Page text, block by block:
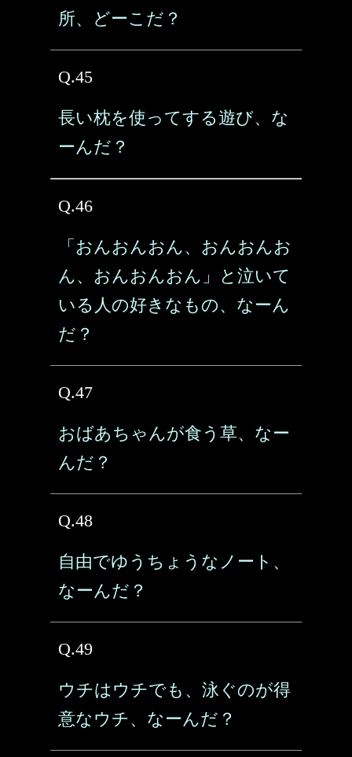
所、どーこだ？
Q.45
長い枕を使ってする遊び、な
ーんだ？
Q.46
「おんおんおん、おんおんお
ん、おんおんおん」と泣いて
いる人の好きなもの、なーん
だ？
Q.47
おばあちゃんが食う草、なー
んだ？
Q.48
自由でゆうちょうなノート、
なーんだ？
Q.49
ウチはウチでも、泳ぐのが得
意なウチ、なーんだ？